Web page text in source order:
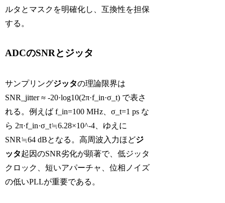
ルタとマスクを明確化し、互換性を担保
する。
ADCのSNRとジッタ
サンプリングジッタの理論限界は
SNR_jitter ≈ -20·log10(2π·f_in·σ_t) で表さ
れる。例えば f_in=100 MHz、σ_t=1 ps な
ら 2π·f_in·σ_t≒6.28×10^-4、ゆえに
SNR≒64 dBとなる。高周波入力ほどジ
ッタ起因のSNR劣化が顕著で、低ジッタ
クロック、短いアパーチャ、位相ノイズ
の低いPLLが重要である。